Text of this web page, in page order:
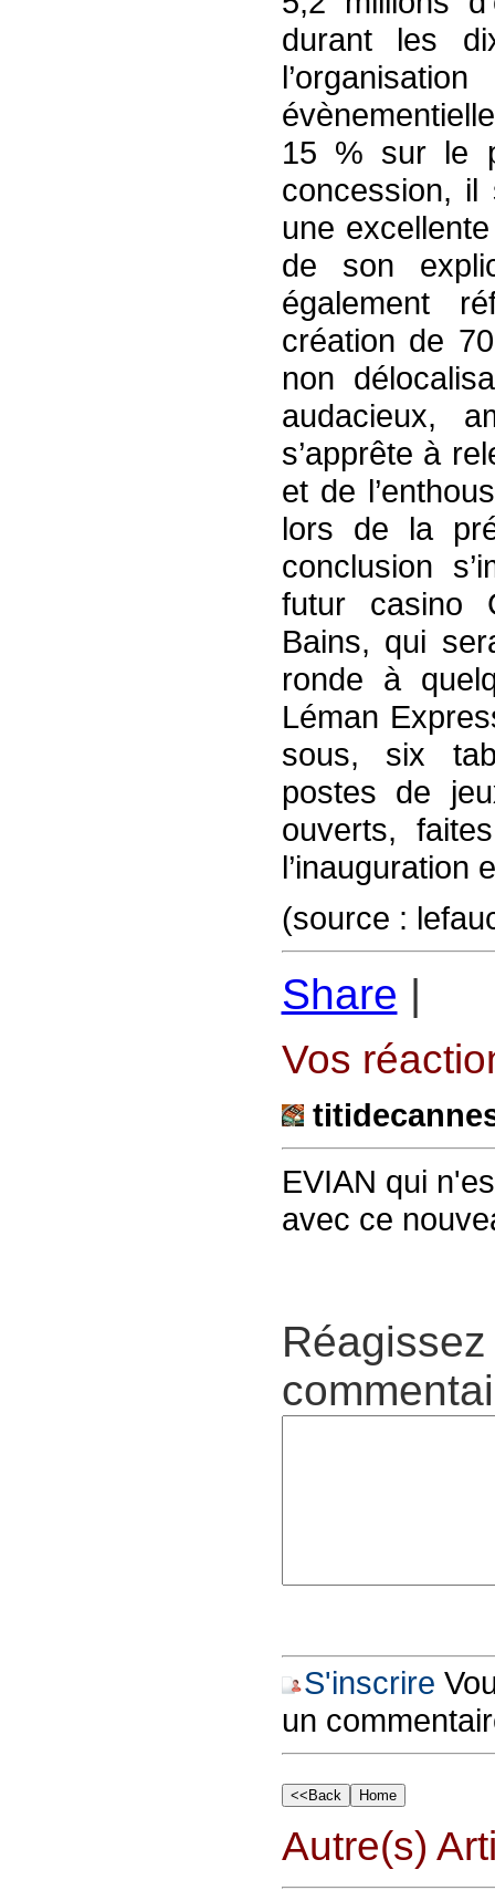
durant les
15 % sur le
concession,
une
de son
également
création de
non
audacieux,
s’apprête à
et de
lors de la
conclusion
futur casino
Bains, qui
ronde à
Léman
sous, six
postes de
ouverts,
l’inauguration
(source :
Share |
Vos
EVIAN qui
avec ce
S'inscrire
un
Autre(s)